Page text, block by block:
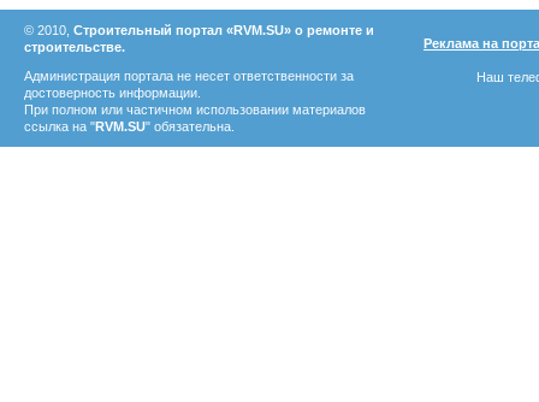
© 2010, Строительный портал «RVM.SU» о ремонте и
строительстве.
Администрация портала не несет ответственности за
достоверность информации.
При полном или частичном использовании материалов
ссылка на "RVM.SU" обязательна.
Реклама на
Наш